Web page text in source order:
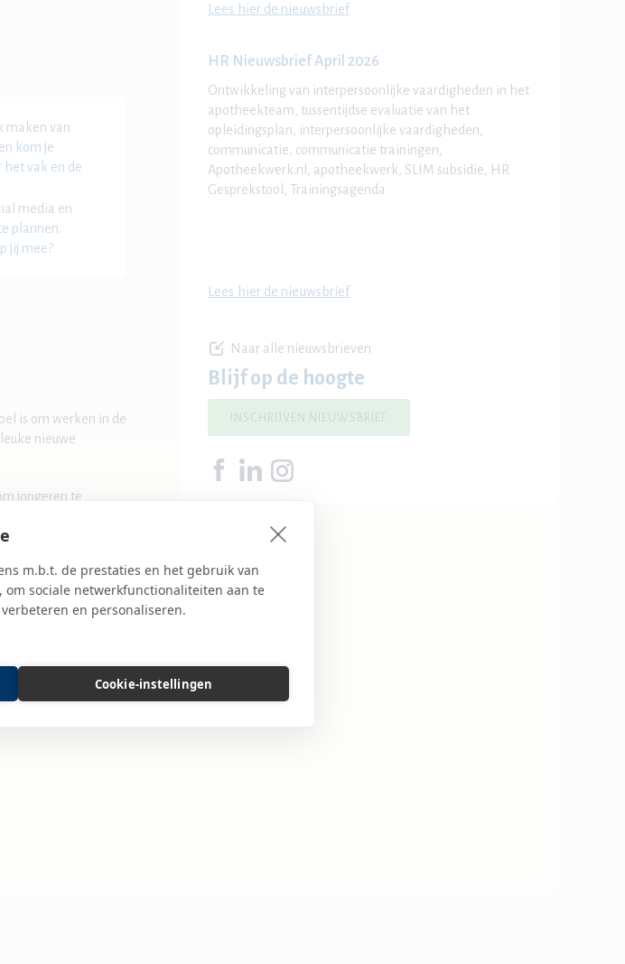
m.b.t. de prestaties en het gebruik van
om sociale netwerkfunctionaliteiten aan te
en personaliseren.
Cookie-instellingen
maken van
kom je
het vak en de
media en
plannen.
jij mee?
is om werken in de
nieuwe
jongeren te
jongeren te
Lees hier de nieuwsbrief
HR Nieuwsbrief April 2026
Ontwikkeling van interpersoonlijke vaardigheden in het
apotheekteam, tussentijdse evaluatie van het
opleidingsplan, interpersoonlijke vaardigheden,
communicatie, communicatie trainingen,
Apotheekwerk.nl, apotheekwerk, SLIM subsidie, HR
Gesprekstool, Trainingsagenda
Lees hier de nieuwsbrief
Naar alle nieuwsbrieven
Blijf op de hoogte
INSCHRIJVEN NIEUWSBRIEF